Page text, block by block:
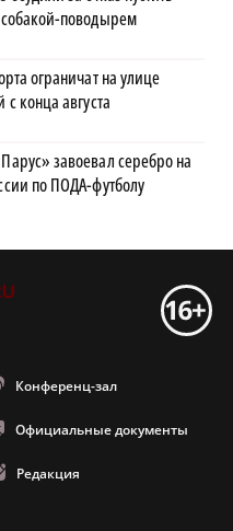
поводырем
ограничат на улице
конца августа
завоевал серебро на
по ПОДА-футболу
Конференц-зал
Официальные документы
Редакция